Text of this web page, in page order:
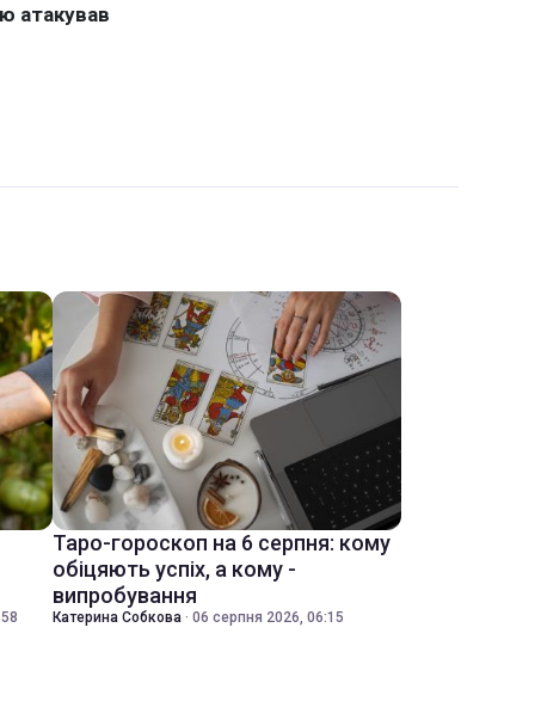
Таро-гороскоп на 6 серпня: кому
обіцяють успіх, а кому -
випробування
Катерина Собкова · 06 серпня 2026, 06:15